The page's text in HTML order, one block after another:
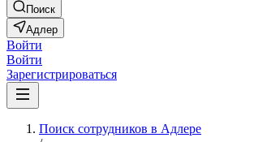
Поиск
Адлер
Войти
Войти
Зарегистрироваться
Поиск сотрудников в Адлере